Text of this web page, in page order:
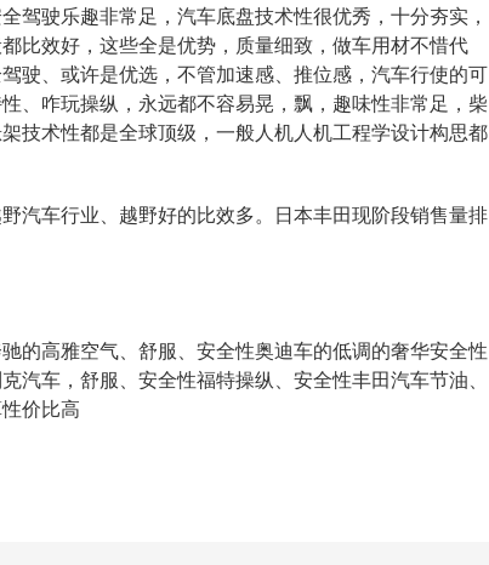
驶乐趣非常足，汽车底盘技术性很优秀，十分夯实，
比效好，这些全是优势，质量细致，做车用材不惜代
驶、或许是优选，不管加速感、推位感，汽车行使的可
、咋玩操纵，永远都不容易晃，飘，趣味性非常足，柴
技术性都是全球顶级，一般人机人机工程学设计构思都
车行业、越野好的比效多。日本丰田现阶段销售量排
高雅空气、舒服、安全性奥迪车的低调的奢华安全性
汽车，舒服、安全性福特操纵、安全性丰田汽车节油、
价比高